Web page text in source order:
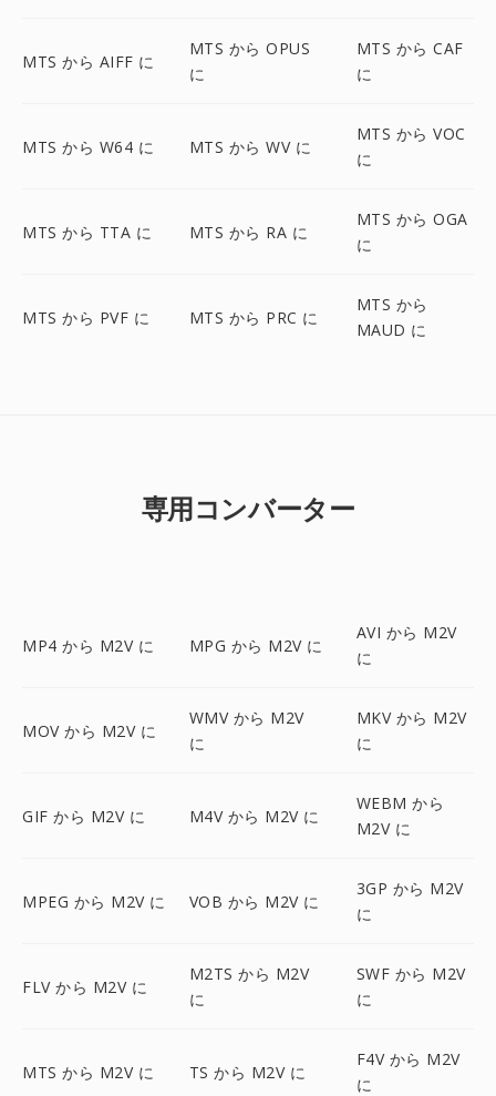
MTS から AIFF に
MTS から OPUS
に
MTS から CAF
に
MTS から W64 に MTS から WV に
MTS から VOC
に
MTS から TTA に MTS から RA に
MTS から OGA
に
MTS から PVF に MTS から PRC に
MTS から
MAUD に
専用コンバーター
MP4 から M2V に MPG から M2V に
AVI から M2V
に
MOV から M2V に
WMV から M2V
に
MKV から M2V
に
GIF から M2V に M4V から M2V に
WEBM から
M2V に
MPEG から M2V に VOB から M2V に
3GP から M2V
に
FLV から M2V に
M2TS から M2V
に
SWF から M2V
に
MTS から M2V に TS から M2V に
F4V から M2V
に